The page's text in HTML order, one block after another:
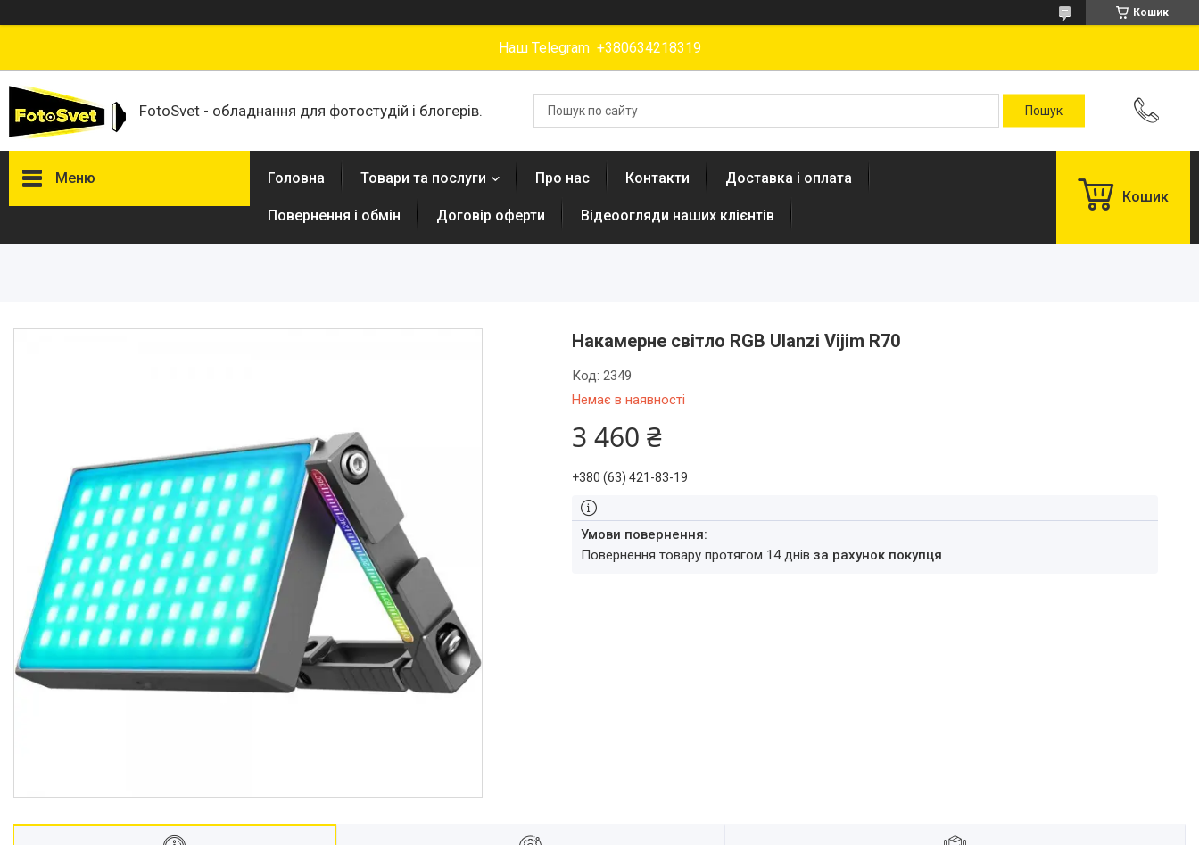
Кошик
Наш Telegram +380634218319
FotoSvet - обладнання для фотостудій і блогерів.
Меню
Набори імпульсного світла
Фото відбивачі, тримачі для
відбивачів
Поворотні столики
Все для предметної зйомки
Лайтбокси, фотобокси
Кільцеві лампи, товари для
блогерів
відеосвітло
Набір для блогера
Головна Товари та послуги Про нас Контакти Доставка і оплата
Повернення і обмін Договір оферти Відеоогляди наших клієнтів
Кошик
Накамерне світло RGB Ulanzi Vijim R70
Немає в наявності
Код:2349
3 460 ₴
+380 (63) 421-83-19
повернення товару протягом 14 днівза рахунок покупця